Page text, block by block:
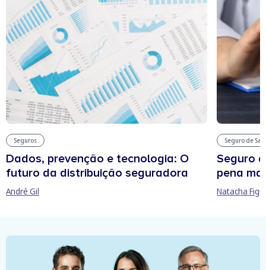
Seguros
Dados, prevenção e tecnologia: O
futuro da distribuição seguradora
André Gil
Seguro de
Seguro
pena
Natacha